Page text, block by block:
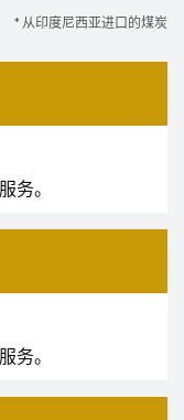
* 从印度尼西亚进口的煤炭
务。
务。